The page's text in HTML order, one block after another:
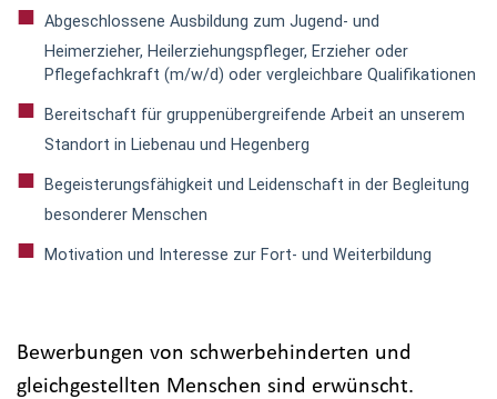
Abgeschlossene Ausbildung zum Jugend- und
Heimerzieher, Heilerziehungspfleger, Erzieher oder
Pflegefachkraft (m/w/d) oder vergleichbare Qualifikationen
Bereitschaft für gruppenübergreifende Arbeit an unserem
Standort in Liebenau und Hegenberg
Begeisterungsfähigkeit und Leidenschaft in der Begleitung
besonderer Menschen
Motivation und Interesse zur Fort- und Weiterbildung
Bewerbungen von schwerbehinderten und
gleichgestellten Menschen sind erwünscht.